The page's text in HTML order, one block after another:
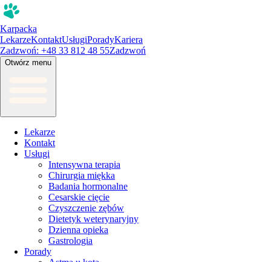
Karpacka
LekarzeKontaktUsługiPoradyKariera
Zadzwoń: +48 33 812 48 55Zadzwoń
Otwórz menu
Lekarze
Kontakt
Usługi
Intensywna terapia
Chirurgia miękka
Badania hormonalne
Cesarskie cięcie
Czyszczenie zębów
Dietetyk weterynaryjny
Dzienna opieka
Gastrologia
Porady